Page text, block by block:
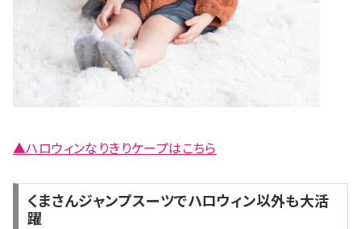
▲ハロウィンなりきりケープはこちら
くまさんジャンプスーツでハロウィン以外も大活
躍